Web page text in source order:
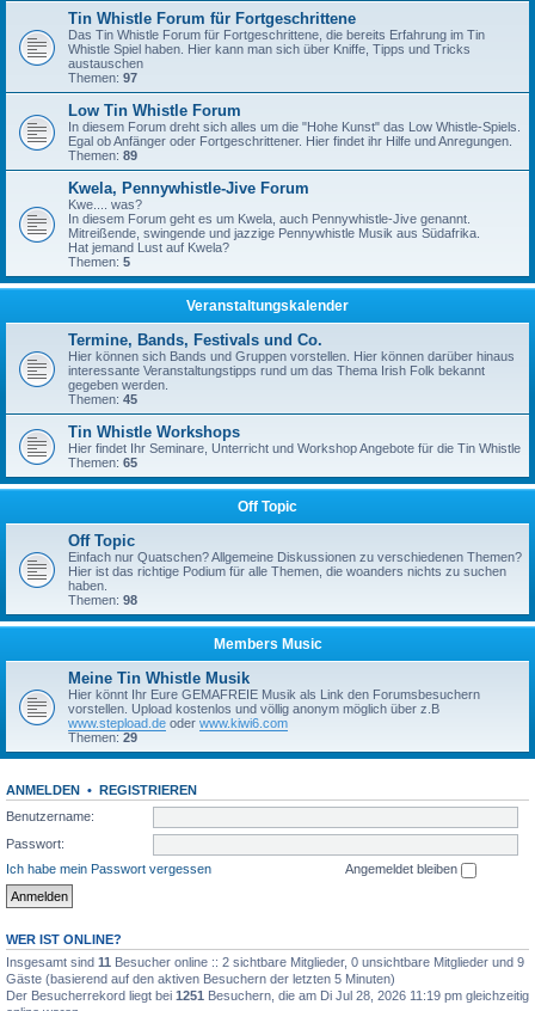
Tin Whistle Forum für Fortgeschrittene
Das Tin Whistle Forum für Fortgeschrittene, die bereits Erfahrung im Tin
Whistle Spiel haben. Hier kann man sich über Kniffe, Tipps und Tricks
austauschen
Themen: 97
Low Tin Whistle Forum
In diesem Forum dreht sich alles um die "Hohe Kunst" das Low Whistle-Spiels.
Egal ob Anfänger oder Fortgeschrittener. Hier findet ihr Hilfe und Anregungen.
Themen: 89
Kwela, Pennywhistle-Jive Forum
Kwe.... was?
In diesem Forum geht es um Kwela, auch Pennywhistle-Jive genannt.
Mitreißende, swingende und jazzige Pennywhistle Musik aus Südafrika.
Hat jemand Lust auf Kwela?
Themen: 5
Veranstaltungskalender
Termine, Bands, Festivals und Co.
Hier können sich Bands und Gruppen vorstellen. Hier können darüber hinaus
interessante Veranstaltungstipps rund um das Thema Irish Folk bekannt
gegeben werden.
Themen: 45
Tin Whistle Workshops
Hier findet Ihr Seminare, Unterricht und Workshop Angebote für die Tin Whistle
Themen: 65
Off Topic
Off Topic
Einfach nur Quatschen? Allgemeine Diskussionen zu verschiedenen Themen?
Hier ist das richtige Podium für alle Themen, die woanders nichts zu suchen
haben.
Themen: 98
Members Music
Meine Tin Whistle Musik
Hier könnt Ihr Eure GEMAFREIE Musik als Link den Forumsbesuchern
vorstellen. Upload kostenlos und völlig anonym möglich über z.B
www.stepload.de oder www.kiwi6.com
Themen: 29
ANMELDEN • REGISTRIEREN
Benutzername:
Passwort:
Ich habe mein Passwort vergessen
Angemeldet bleiben
WER IST ONLINE?
Insgesamt sind 11 Besucher online :: 2 sichtbare Mitglieder, 0 unsichtbare Mitglieder und 9
Gäste (basierend auf den aktiven Besuchern der letzten 5 Minuten)
Der Besucherrekord liegt bei 1251 Besuchern, die am Di Jul 28, 2026 11:19 pm gleichzeitig